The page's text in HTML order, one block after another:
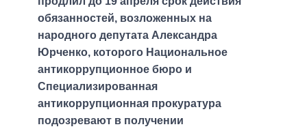
обязанностей, возложенных на
народного депутата Александра
Юрченко, которого Национальное
антикоррупционное бюро и
Специализированная
антикоррупционная прокуратура
подозревают в получении